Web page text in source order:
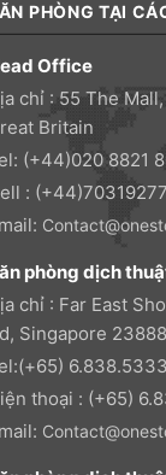
PHÒNG TẠI
Office
chỉ : 55 The
Britain
(+44)020 8821
:
phòng dịch
chỉ : Far East
Singapore
6.838.5333
thoại : (+65)